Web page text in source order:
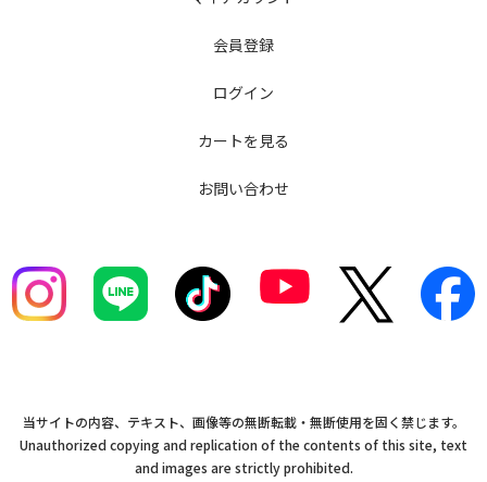
会員登録
ログイン
カートを見る
お問い合わせ
当サイトの内容、テキスト、画像等の無断転載・無断使用を固く禁じます。
Unauthorized copying and replication of the contents of this site, text
and images are strictly prohibited.